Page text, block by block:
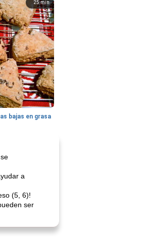
25min
bajas en grasa
a
(5, 6)!
ser